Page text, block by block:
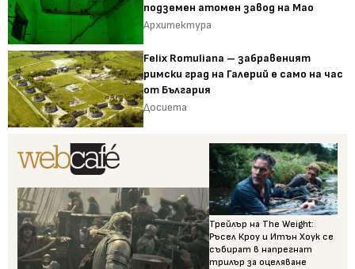
подземен атомен завод на Мао
Архитектура
Felix Romuliana – забравеният
римски град на Галерий е само на час
от България
Досиета
Трейлър на The Weight:
Ръсел Кроу и Итън Хоук се
събират в напрегнат
трилър за оцеляване